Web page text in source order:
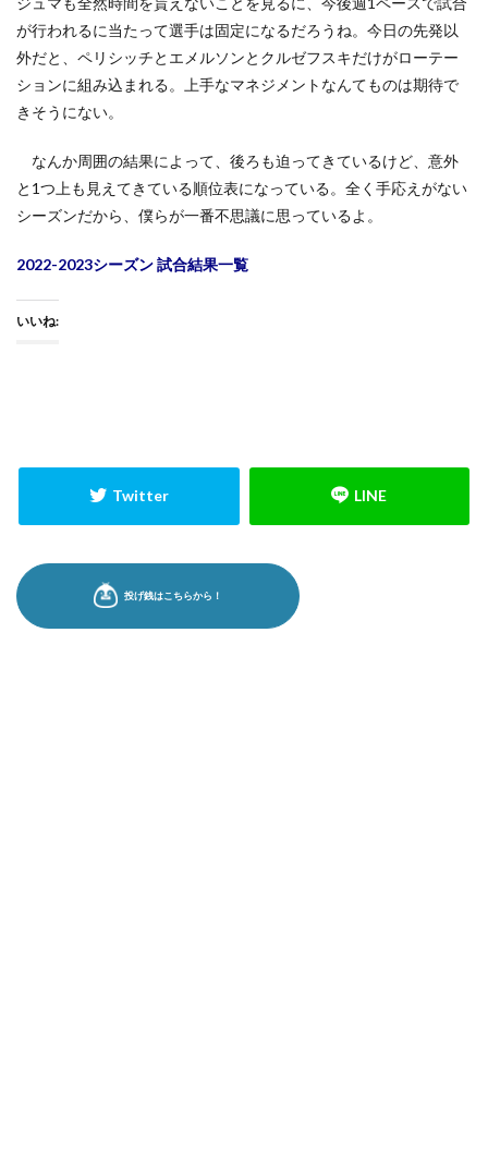
が行われるに当たって選手は固定になるだろうね。今日の先発以
外だと、ペリシッチとエメルソンとクルゼフスキだけがローテー
ションに組み込まれる。上手なマネジメントなんてものは期待で
きそうにない。
なんか周囲の結果によって、後ろも迫ってきているけど、意外
と1つ上も見えてきている順位表になっている。全く手応えがない
シーズンだから、僕らが一番不思議に思っているよ。
2022-2023シーズン 試合結果一覧
いいね: